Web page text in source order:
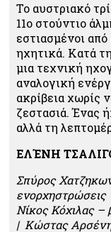
Το αυστριακό
11ο στούντιο
εστιασμένοι
ηχητικά. Κατά
μια τεχνική
αναλογική
ακρίβεια χωρίς
ζεστασιά. Ένας
αλλά τη
ΕΛΈΝΗ
Σπύρος
Νίκος Κόχιλας –
| Κώστας